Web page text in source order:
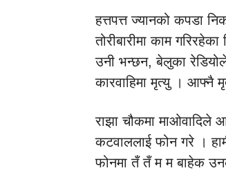
हत्तपत्त ज्यानको कपडा
तोरीबारीमा काम
उनी भन्छन, बेलुका
कारवाहिमा मृत्यु । आफ्नै
राझा चौकमा माओवादिले
कटवाललाई फोन गरे ।
फोनमा तँ तँ म म बाहेक